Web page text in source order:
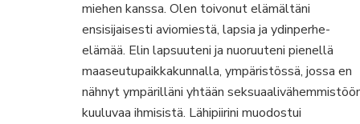
miehen kanssa. Olen toivonut elämältäni
ensisijaisesti aviomiestä, lapsia ja ydinperhe-
elämää. Elin lapsuuteni ja nuoruuteni pienellä
maaseutupaikkakunnalla, ympäristössä, jossa en
nähnyt ympärilläni yhtään
kuuluvaa ihmisistä. Lähipiirini muodostui